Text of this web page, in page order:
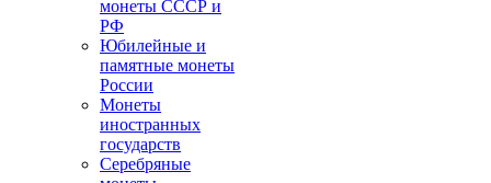
монеты СССР и
РФ
Юбилейные и
памятные монеты
России
Монеты
иностранных
государств
Серебряные